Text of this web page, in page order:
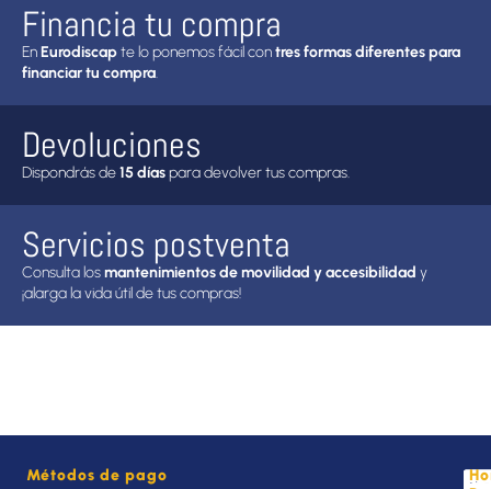
Financia tu compra
EnEurodiscapte lo ponemos fácil contres formas diferentes para
financiar tu compra.
Devoluciones
Dispondrás de15 díaspara devolver tus compras.
Servicios postventa
Consulta losmantenimientos de movilidad y accesibilidad y
¡alarga la vida útil de tus compras!
Métodos de pago